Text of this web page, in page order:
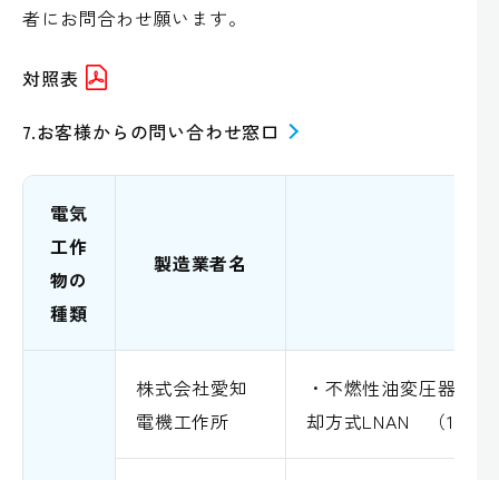
者にお問合わせ願います。
対照表
7.お客様からの問い合わせ窓口
電気
工作
物の
種類
製造業者名
株式会社愛知
電機工作所
・不燃性油変圧器，
却方式LNAN （1966